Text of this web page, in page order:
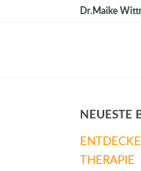
Dr.Maike
NEUESTE
THERAPIE